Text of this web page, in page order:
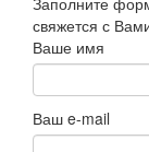
свяжется с
Ваше имя
Ваш e-mail